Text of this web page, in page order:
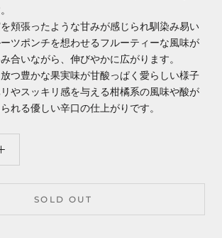
頬張ったような甘みが感じられ馴染み易い
ツポンチを想わせるフルーティーな風味が
合いながら、伸びやかに広がります。
つ豊かな果実味が甘酸っぱく愛らしい様子
やスッキリ感を与える柑橘系の風味や酸が
れる優しい辛口の仕上がりです。
SOLD OUT